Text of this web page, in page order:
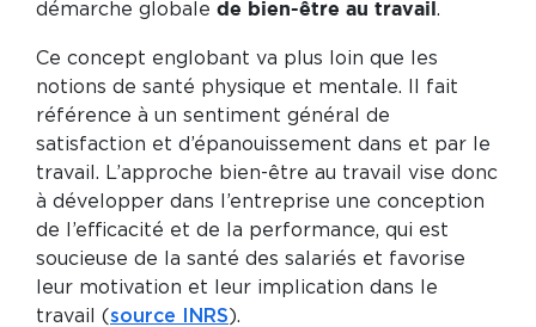
démarche globale de bien-être au travail .
Ce concept englobant va plus loin que les
notions de santé physique et mentale. Il fait
référence à un sentiment général de
satisfaction et d’épanouissement dans et par le
travail. L’approche bien-être au travail vise donc
à développer dans l’entreprise une conception
de l’efficacité et de la performance, qui est
soucieuse de la santé des salariés et favorise
leur motivation et leur implication dans le
travail (source INRS).